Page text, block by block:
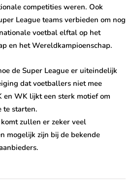
competities weren. Ook
League teams verbieden om nog
voetbal elftal op het
en het Wereldkampioenschap.
de Super League er uiteindelijk
dat voetballers niet mee
en WK lijkt een sterk motief om
te starten.
zullen er zeker veel
mogelijk zijn bij de bekende